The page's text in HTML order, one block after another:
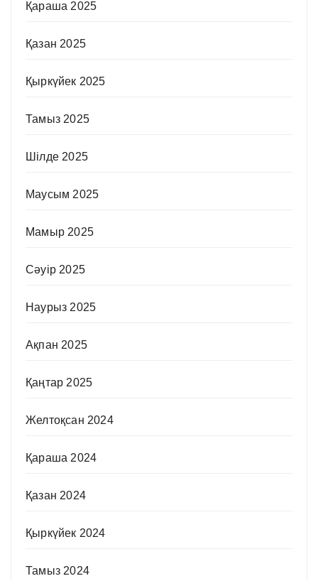
Қараша 2025
Қазан 2025
Қыркүйек 2025
Тамыз 2025
Шілде 2025
Маусым 2025
Мамыр 2025
Сәуір 2025
Наурыз 2025
Ақпан 2025
Қаңтар 2025
Желтоқсан 2024
Қараша 2024
Қазан 2024
Қыркүйек 2024
Тамыз 2024